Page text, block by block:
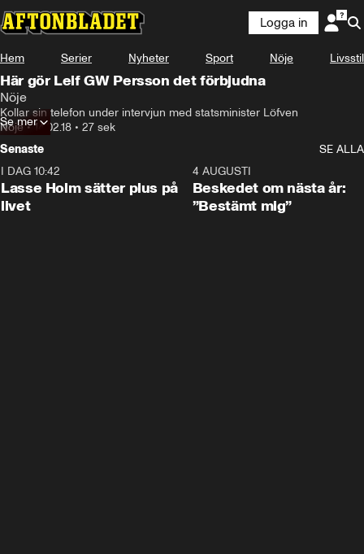
Logga in
Hem Serier Nyheter Sport Nöje Livsstil
Här gör Leif GW Persson det förbjudna
Nöje
Kollar sin telefon under intervjun med statsminister Löfven
Nöje•14.02.18 • 27 sek
Se mer
Senaste
SE ALLA
I DAG 10:42
Lasse Holm sätter plus på
livet
4 AUGUSTI
Beskedet om nästa år:
”Bestämt mig”